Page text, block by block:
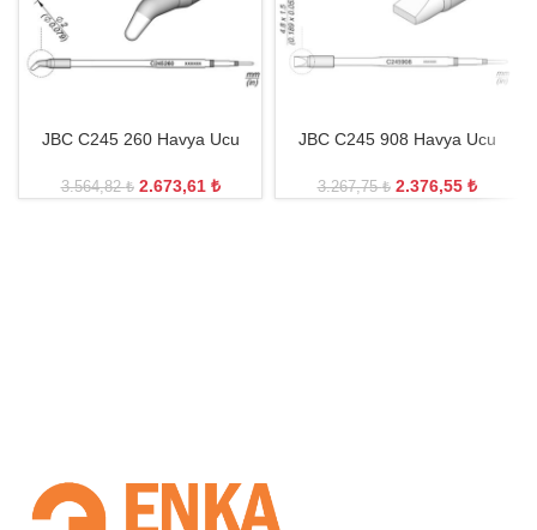
JBC C245 260 Havya Ucu
3.564,82₺ 2.673,61 ₺
JBC C245 908 Havya Ucu
3.267,75₺ 2.376,55 ₺